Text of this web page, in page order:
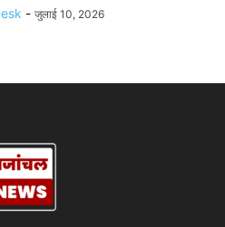
- जुलाई 10, 2026